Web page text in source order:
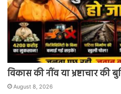
विकास की नींव या भ्रष्टाचार की
August 8, 2026